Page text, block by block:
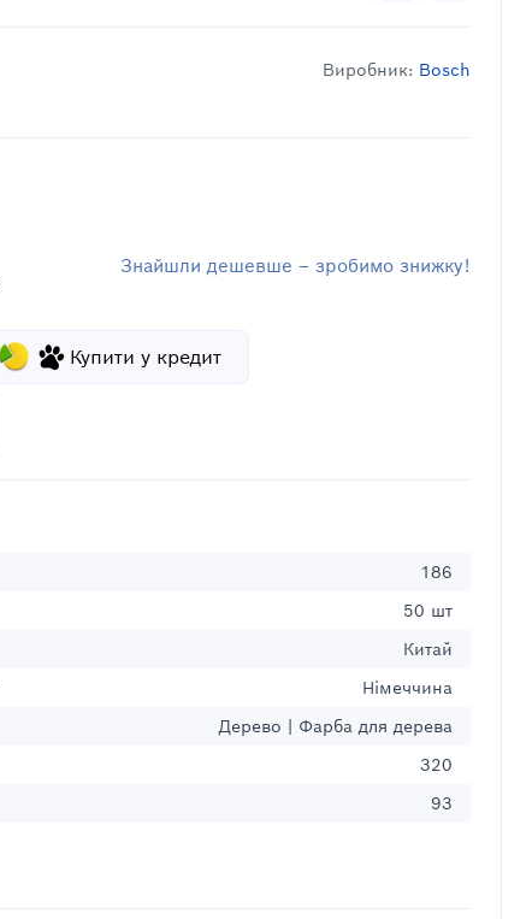
Виробник: Bosch
Знайшли дешевше – зробимо знижку!
Купити у кредит
186
50 шт
Китай
Німеччина
Дерево | Фарба для дерева
320
93